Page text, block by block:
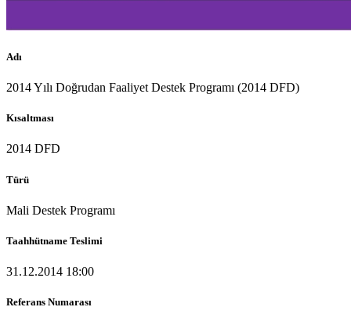
Adı
2014 Yılı Doğrudan Faaliyet Destek Programı (2014 DFD)
Kısaltması
2014 DFD
Türü
Mali Destek Programı
Taahhütname Teslimi
31.12.2014 18:00
Referans Numarası